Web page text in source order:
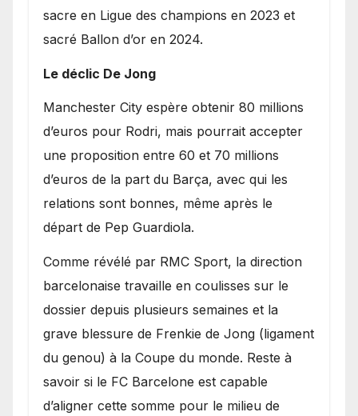
sacre en Ligue des champions en 2023 et
sacré Ballon d’or en 2024.
Le déclic De Jong
​Manchester City espère obtenir 80 millions
d’euros pour Rodri, mais pourrait accepter
une proposition entre 60 et 70 millions
d’euros de la part du Barça, avec qui les
relations sont bonnes, même après le
départ de Pep Guardiola.
​Comme révélé par RMC Sport, la direction
barcelonaise travaille en coulisses sur le
dossier depuis plusieurs semaines et la
grave blessure de Frenkie de Jong (ligament
du genou) à la Coupe du monde. Reste à
savoir si le FC Barcelone est capable
d’aligner cette somme pour le milieu de